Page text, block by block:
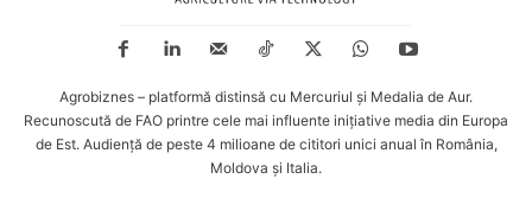
Agrobiznes – platformă distinsă cu Mercuriul și Medalia de Aur.
Recunoscută de FAO printre cele mai influente inițiative media din Europa
de Est. Audiență de peste 4 milioane de cititori unici anual în România,
Moldova și Italia.